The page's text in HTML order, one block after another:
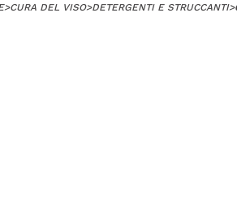
>CURA DEL VISO>DETERGENTI E STRUCCANTI>